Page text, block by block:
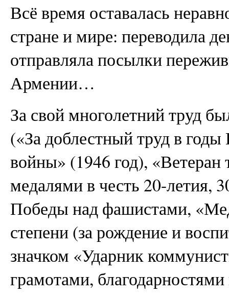
Всё время оставалась
стране и мире: переводила
отправляла посылки
Армении…
За свой многолетний труд
(«За доблестный труд в
войны» (1946 год),
медалями в честь 20-летия,
Победы над фашистами,
степени (за рождение и
значком «Ударник
грамотами,